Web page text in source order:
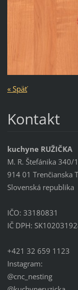
« Späť
Kontakt
kuchyne RUŽIČKA
M. R. Štefánika 340/
914 01 Trenčianska
Slovenská republika
IČO: 33180831
IČ DPH:
+421 32 659 1123
Instagram:
@cnc_nesting